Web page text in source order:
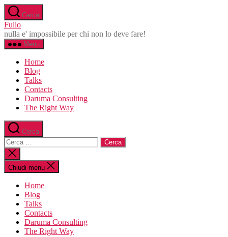
Salta
al
contenuto
Cerca
Fullo
nulla e' impossibile per chi non lo deve fare!
Menu
Home
Blog
Talks
Contacts
Daruma Consulting
The Right Way
Cerca
Cerca:
Chiudi
la
ricerca
Chiudi menu
Home
Blog
Talks
Contacts
Daruma Consulting
The Right Way